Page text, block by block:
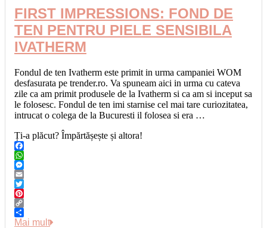
FIRST IMPRESSIONS: FOND DE
TEN PENTRU PIELE SENSIBILA
IVATHERM
Fondul de ten Ivatherm este primit in urma campaniei WOM
desfasurata pe trender.ro. Va spuneam aici in urma cu cateva
zile ca am primit produsele de la Ivatherm si ca am si inceput sa
le folosesc. Fondul de ten imi starnise cel mai tare curiozitatea,
intrucat o colega de la Bucuresti il folosea si era …
Ți-a plăcut? Împărtășește și altora!
Facebook
WhatsApp
Messenger
Email
Twitter
Pinterest
Copy
Link
Share
Mai mult